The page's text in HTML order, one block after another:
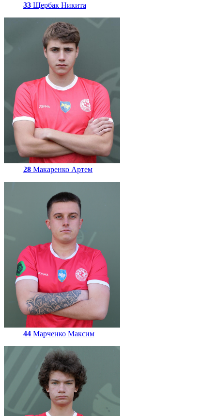
33 Щербак Никита
28 Макаренко Артем
44 Марченко Максим